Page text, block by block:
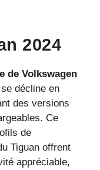
2024
de Volkswagen
décline en
des versions
Ce
de
Tiguan offrent
appréciable,